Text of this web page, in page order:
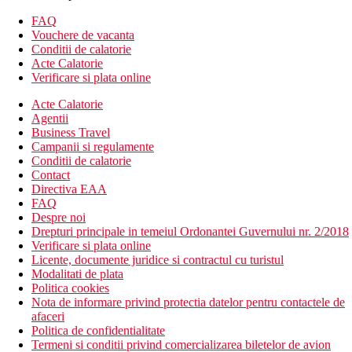
dotate similar cu camerele Comfort
Camere Family Standard:
aprox. 24 m²
au 2 paturi duble,
Descrierea hotelului
Hotelul construit in 2002, partial renovat in 2021 dispune de:
o cladire
302 camere
6 etaje
receptie
schimb valutar
Wi-Fi
inchirieri auto
Descrierea plajei
plaja nisipoasa, publica
sezlonguri si umbrele (contra cost)
Activitati sportive gratuite
Piscina exterioara, adancime 1,4 m (Sezlonguri si umbrele
FAQ
Vouchere de vacanta
Conditii de calatorie
Acte Calatorie
Verificare si plata online
Acte Calatorie
Agentii
Business Travel
Campanii si regulamente
Conditii de calatorie
Contact
Directiva EAA
FAQ
Despre noi
Drepturi principale in temeiul Ordonantei Guvernului nr. 2/2018
Verificare si plata online
Licente, documente juridice si contractul cu turistul
Modalitati de plata
Politica cookies
Nota de informare privind protectia datelor pentru contactele de
afaceri
Politica de confidentialitate
Termeni si conditii privind comercializarea biletelor de avion